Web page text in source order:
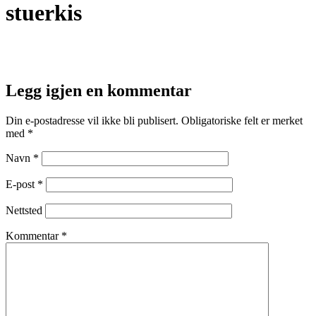
stuerkis
Legg igjen en kommentar
Din e-postadresse vil ikke bli publisert. Obligatoriske felt er merket
med *
Navn *
E-post *
Nettsted
Kommentar *